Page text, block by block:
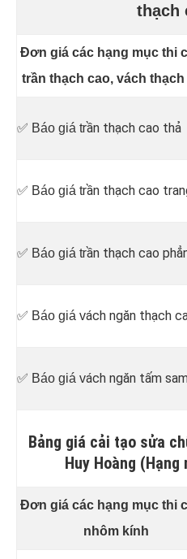
thạch
Đơn giá các hạng mục thi
trần thạch cao, vách thạch
✅ Báo giá trần thạch cao thả
✅ Báo giá trần thạch cao
✅ Báo giá trần thạch cao
✅ Báo giá vách ngăn thạch
✅ Báo giá vách ngăn tấm
Bảng giá cải tạo sửa
Huy Hoàng
Đơn giá các hạng mục thi
nhôm kính